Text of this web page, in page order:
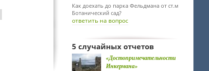
Как доехать до парка Фельдмана от ст.м
Ботанический сад?
ответить на вопрос
5 случайных отчетов
«Достопримечательности
Инкермана»